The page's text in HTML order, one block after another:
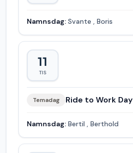
Namnsdag: Svante , Boris
11
TIS
Temadag Ride to Work Day
Namnsdag: Bertil , Berthold